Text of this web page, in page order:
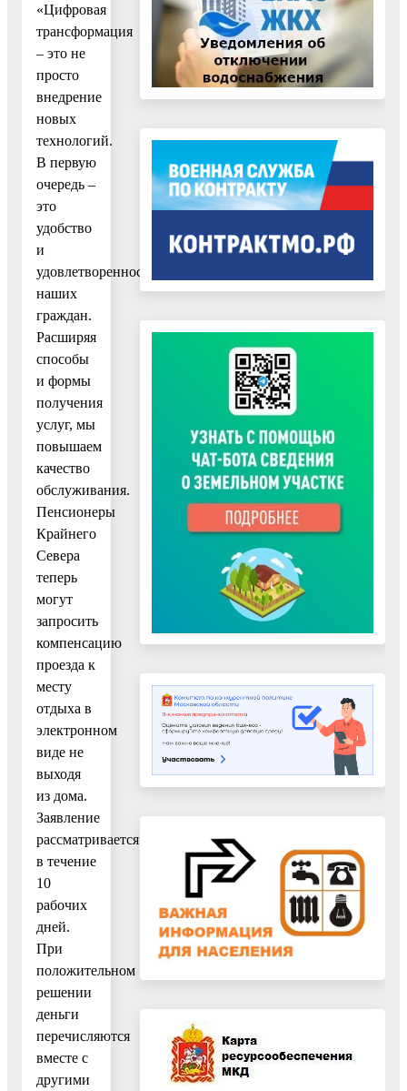
«Цифровая
трансформация
– это не
просто
внедрение
новых
технологий.
В первую
очередь –
это
удобство
и
удовлетворенность
наших
граждан.
Расширяя
способы
и формы
получения
услуг, мы
повышаем
качество
обслуживания.
Пенсионеры
Крайнего
Севера
теперь
могут
запросить
компенсацию
проезда к
месту
отдыха в
электронном
виде не
выходя
из дома.
Заявление
рассматривается
в течение
10
рабочих
дней.
При
положительном
решении
деньги
перечисляются
вместе с
другими